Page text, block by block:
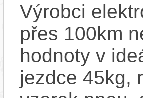
Výrobci
přes 100km
hodnoty v
jezdce 45kg,